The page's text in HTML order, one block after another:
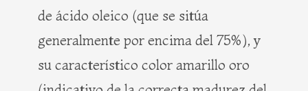
de ácido oleico (que se sitúa
generalmente por encima del 75%), y
su característico color amarillo oro